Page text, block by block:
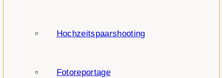
Hochzeitspaarshooting
Fotoreportage